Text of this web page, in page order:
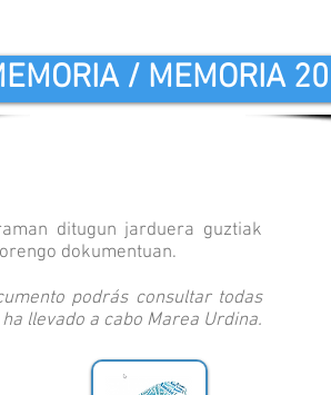
/ MEMORIA
ditugun jarduera guztiak
dokumentuan.
podrás consultar todas
llevado a cabo Marea Urdina.